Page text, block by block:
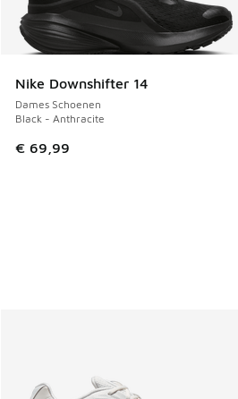
Nike Downshifter 14
Dames Schoenen
Black - Anthracite
€ 69,99